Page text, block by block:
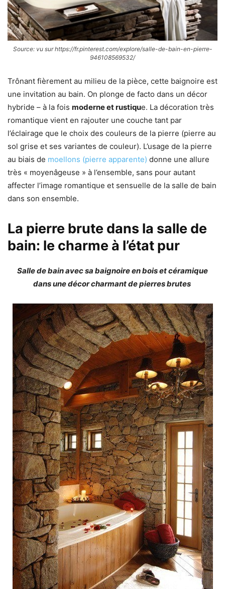
Source: vu sur https://fr.pinterest.com/explore/salle-de-bain-en-pierre-
946108569532/
Trônant fièrement au milieu de la pièce, cette baignoire est
une invitation au bain. On plonge de facto dans un décor
hybride – à la fois moderne et rustique. La décoration très
romantique vient en rajouter une couche tant par
l’éclairage que le choix des couleurs de la pierre (pierre au
sol grise et ses variantes de couleur). L’usage de la pierre
au biais de moellons (pierre apparente) donne une allure
très « moyenâgeuse » à l’ensemble, sans pour autant
affecter l’image romantique et sensuelle de la salle de bain
dans son ensemble.
La pierre brute dans la salle de
bain: le charme à l’état pur
Salle de bain avec sa baignoire en bois et céramique
dans une décor charmant de pierres brutes